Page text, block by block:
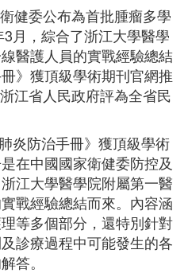
健委公布為首批腫瘤多學
月，綜合了浙江大學醫學
醫護人員的實戰經驗總結
》獲頂級學術期刊官網推
江省人民政府評為全省民
炎防治手冊》獲頂級學術
在中國國家衛健委防控及
江大學醫學院附屬第一醫
戰經驗總結而來。內容涵
等多個部分，還特別針對
診療過程中可能發生的各
答。